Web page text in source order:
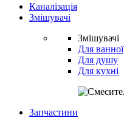
Каналізація
Змішувачі
Змішувачі
Для ванної
Для душу
Для кухні
Запчастини